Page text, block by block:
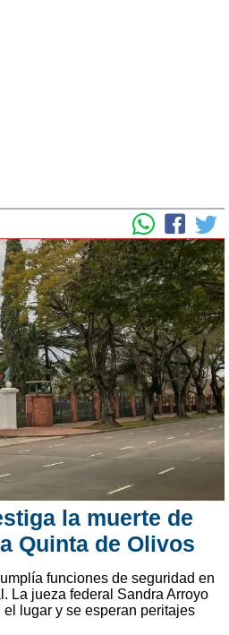
la muerte de
Quinta de Olivos
funciones de seguridad en
La jueza federal Sandra Arroyo
lugar y se esperan peritajes